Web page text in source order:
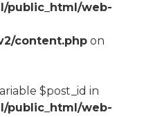
public_html/web-
content.phpon
$post_id in
public_html/web-